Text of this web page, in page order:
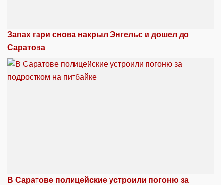
Запах гари снова накрыл Энгельс и дошел до
Саратова
В Саратове полицейские устроили погоню за